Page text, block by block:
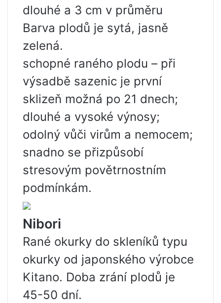
dlouhé a 3 cm v průměru
Barva plodů je sytá, jasně
zelená.
schopné raného plodu – při
výsadbě sazenic je první
sklizeň možná po 21 dnech;
dlouhé a vysoké výnosy;
odolný vůči virům a nemocem;
snadno se přizpůsobí
stresovým povětrnostním
podmínkám.
Nibori
Rané okurky do skleníků typu
okurky od japonského výrobce
Kitano. Doba zrání plodů je
45-50 dní.